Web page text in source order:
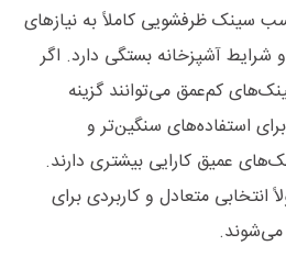
سینک ظرفشویی کاملاً به نیازهای
شرایط آشپزخانه بستگی دارد. اگر
کم‌عمق می‌توانند گزینه
استفاده‌های سنگین‌تر و
عمیق کارایی بیشتری دارند.
انتخابی متعادل و کاربردی برای
می‌شوند.